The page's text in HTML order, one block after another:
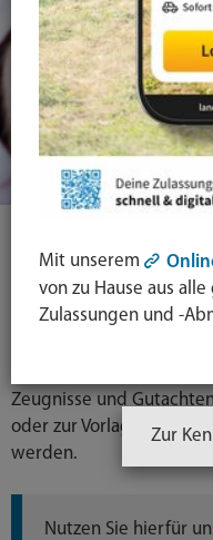
medizinische
Zeugnisse und
oder zur Vorlage bei
werden.
Nutzen Sie hierfür
Mit unserem
von zu Hause aus
Zulassungen und -
Zur